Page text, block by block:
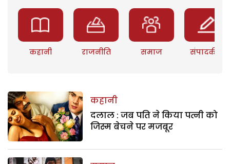
कहानी राजनीति समाज संपादकीय
कहानी
दलाल : जब पति ने किया पत्नी को
जिस्म बेचने पर मजबूर